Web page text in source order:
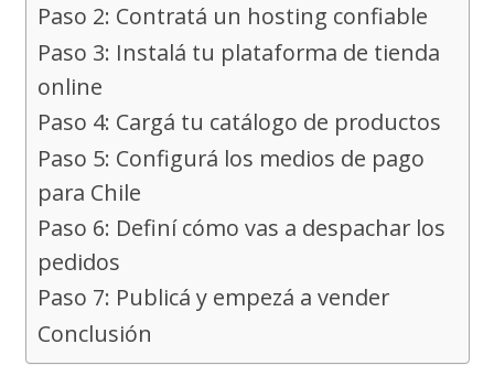
Paso 2: Contratá un hosting confiable
Paso 3: Instalá tu plataforma de tienda
online
Paso 4: Cargá tu catálogo de productos
Paso 5: Configurá los medios de pago
para Chile
Paso 6: Definí cómo vas a despachar los
pedidos
Paso 7: Publicá y empezá a vender
Conclusión